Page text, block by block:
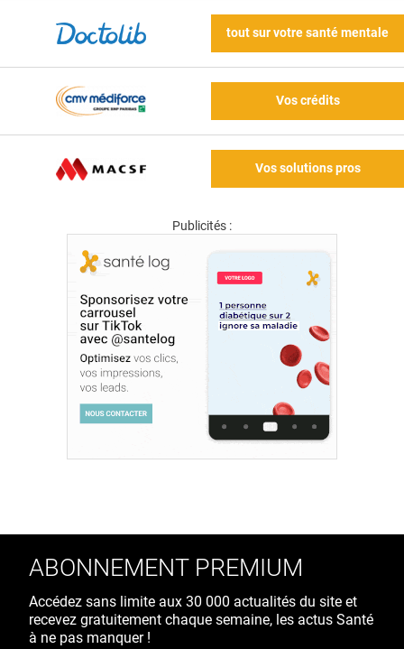
tout sur votre santé mentale
Vos crédits
Vos solutions pros
Publicités :
ABONNEMENT PREMIUM
Accédez sans limite aux 30 000 actualités du site et
recevez gratuitement chaque semaine, les actus Santé
à ne pas manquer !